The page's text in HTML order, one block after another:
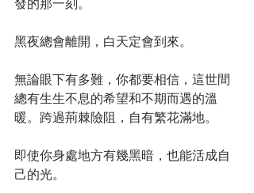
黑夜總會離開，白天定會到來。
無論眼下有多難，你都要相信，這世間
總有生生不息的希望和不期而遇的溫
暖。跨過荊棘險阻，自有繁花滿地。
即使你身處地方有幾黑暗，也能活成自
己的光。